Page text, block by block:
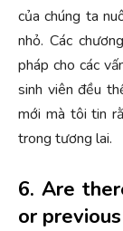
của chúng ta
nhỏ. Các
pháp cho các
sinh viên đều
mới mà tôi tin
trong tương lai.
6. Are
or